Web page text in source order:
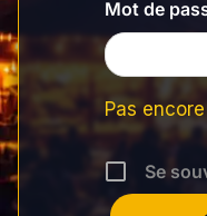
Mot de
Pas
Se